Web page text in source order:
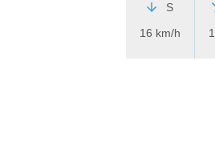
S
16 km/h